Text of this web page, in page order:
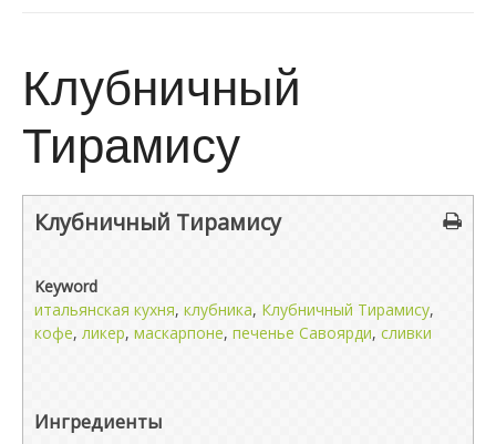
Клубничный
Тирамису
Клубничный Тирамису
Keyword
итальянская кухня, клубника, Клубничный Тирамису,
кофе, ликер, маскарпоне, печенье Савоярди, сливки
Ингредиенты